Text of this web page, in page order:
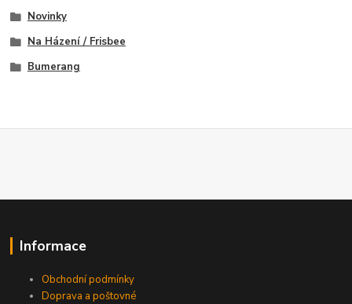
Novinky
Na Házení / Frisbee
Bumerang
Informace
Obchodní podmínky
Doprava a poštovné